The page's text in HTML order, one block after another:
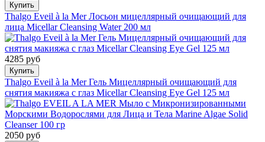
Купить
Thalgo Eveil à la Mer Лосьон мицеллярный очищающий для
лица Micellar Cleansing Water 200 мл
4285 руб
Купить
Thalgo Eveil à la Mer Гель Мицеллярный очищающий для
снятия макияжа с глаз Micellar Cleansing Eye Gel 125 мл
2050 руб